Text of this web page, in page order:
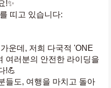
!✨
띠고 있습니다:
운데, 저희 다국적 'ONE
여러분의 안전한 라이딩을
!💪
들도, 여행을 마치고 돌아